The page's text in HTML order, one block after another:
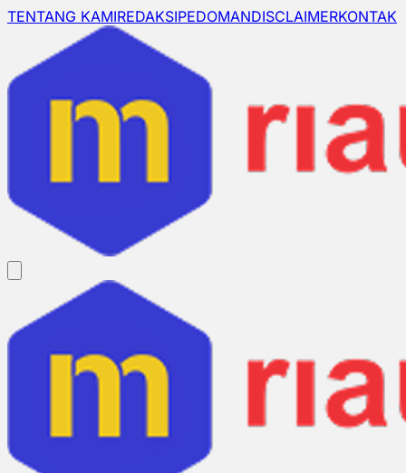
TENTANG KAMIREDAKSIPEDOMANDISCLAIMERKONTAK